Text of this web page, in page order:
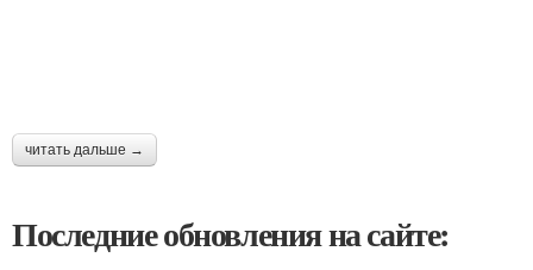
читать дальше →
Последние обновления на сайте: